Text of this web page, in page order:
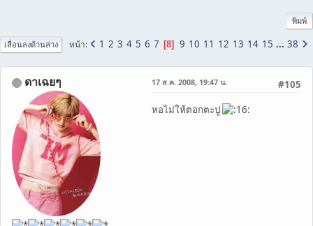
พิมพ์
เลื่อนลงด้านล่าง หน้า 1 2 3 4 5 6 7 8 9 10 11 12 13 14 15 ... 38
ดาเฉยๆ #105
17 ส.ค. 2008, 19:47 น.
หอไม่ให้ตอกตะปู